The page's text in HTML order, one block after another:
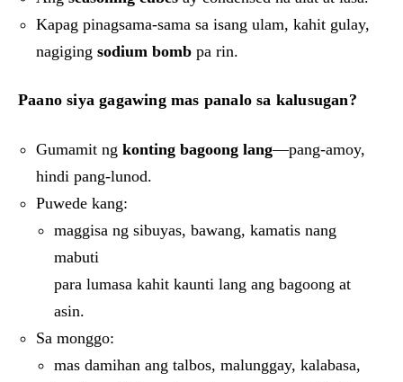
Kapag pinagsama-sama sa isang ulam, kahit gulay,
nagiging sodium bomb pa rin.
Paano siya gagawing mas panalo sa kalusugan?
Gumamit ng konting bagoong lang—pang-amoy,
hindi pang-lunod.
Puwede kang:
maggisa ng sibuyas, bawang, kamatis nang
mabuti
para lumasa kahit kaunti lang ang bagoong at
asin.
Sa monggo:
mas damihan ang talbos, malunggay, kalabasa,